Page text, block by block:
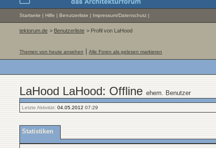
Startseite | Hilfe | Benutzerliste | Impressum/Datenschutz |
tektorum.de > Benutzerliste > Profil von LaHood
Themen von heute ansehen Alle Foren als gelesen markieren
LaHood LaHood: Offline ehem. Benutzer
Letzte Aktivität: 04.05.2012 07:29
Statistiken